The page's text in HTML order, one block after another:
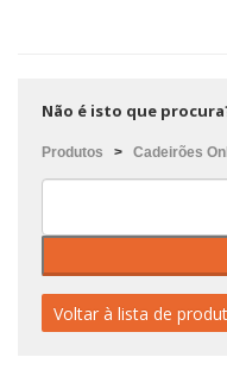
Não é isto que
Produtos > Cadeirões
Voltar à lista de